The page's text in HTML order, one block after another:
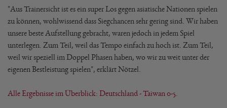
"Aus Trainersicht ist es ein super Los gegen asiatische Nationen spielen
zu können, wohlwissend dass Siegchancen sehr gering sind. Wir haben
unsere beste Aufstellung gebracht, waren jedoch in jedem Spiel
unterlegen. Zum Teil, weil das Tempo einfach zu hoch ist. Zum Teil,
weil wir speziell im Doppel Phasen haben, wo wir zu weit unter der
eigenen Bestleistung spielen", erklärt Nötzel.
Alle Ergebnisse im Überblick: Deutschland - Taiwan 0-5.